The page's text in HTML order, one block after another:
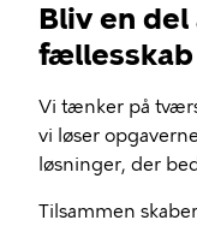
Bliv en
fællesskab
Vi tænker på
vi løser
løsninger, der
Tilsammen